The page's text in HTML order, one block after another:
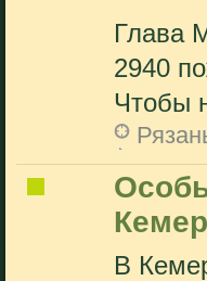
Глава
2940
Чтобы
В